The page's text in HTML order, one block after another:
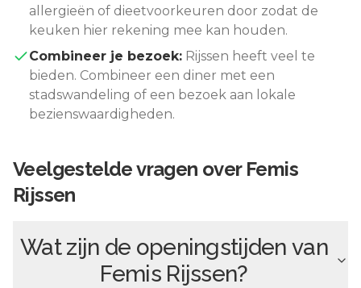
allergieën of dieetvoorkeuren door zodat de
keuken hier rekening mee kan houden.
Combineer je bezoek: Rijssen heeft veel te
bieden. Combineer een diner met een
stadswandeling of een bezoek aan lokale
bezienswaardigheden.
Veelgestelde vragen over Femis
Rijssen
Wat zijn de openingstijden van
Femis Rijssen?